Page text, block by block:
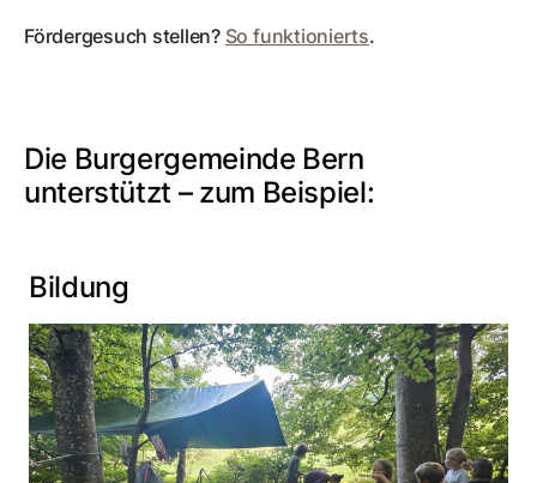
Fördergesuch stellen? So funktionierts.
Die Burgergemeinde Bern
unterstützt – zum Beispiel:
Bildung